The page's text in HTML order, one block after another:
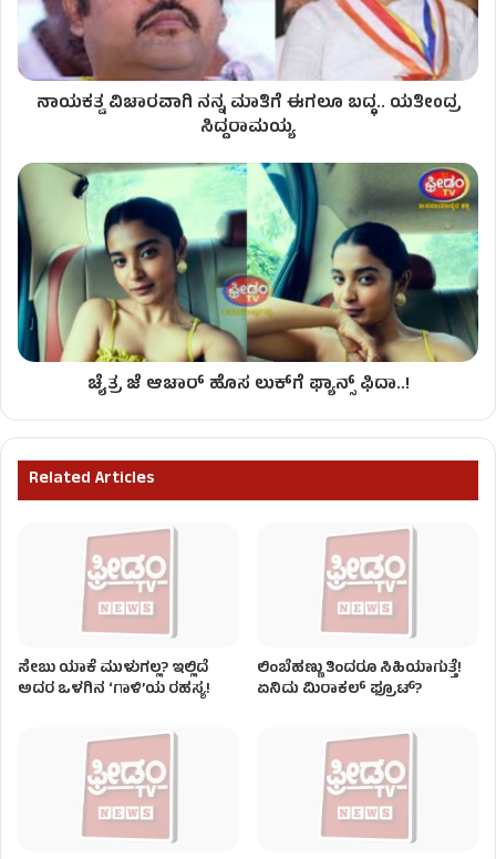
ನಾಯಕತ್ವ ವಿಚಾರವಾಗಿ ನನ್ನ ಮಾತಿಗೆ ಈಗಲೂ ಬದ್ಧ.. ಯತೀಂದ್ರ
ಸಿದ್ದರಾಮಯ್ಯ
ಚೈತ್ರ ಜೆ ಆಚಾರ್​​ ಹೊಸ ಲುಕ್​​ಗೆ ಫ್ಯಾನ್ಸ್​​ ಫಿದಾ..!
Related Articles
ಸೇಬು ಯಾಕೆ ಮುಳುಗಲ್ಲ? ಇಲ್ಲಿದೆ
ಅದರ ಒಳಗಿನ ‘ಗಾಳಿ’ಯ ರಹಸ್ಯ!
ಲಿಂಬೆಹಣ್ಣು ತಿಂದರೂ ಸಿಹಿಯಾಗುತ್ತೆ!
ಏನಿದು ಮಿರಾಕಲ್ ಫ್ರೂಟ್?